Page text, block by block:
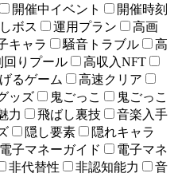
開催中イベント
開催時刻
ボス 運用プラン
高画
キャラ 騒音トラブル
高
回りプール
高収入NFT
るゲーム
高速クリア
ッズ 鬼ごっこ
鬼ごっこ
力 飛ばし裏技
音楽入手
隠し要素
隠れキャラ
電子マネーガイド
電子マネ
非代替性 非認知能力
音